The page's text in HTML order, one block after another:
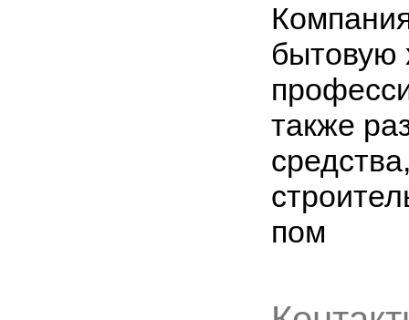
бытовую
также
пом